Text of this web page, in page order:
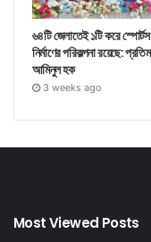
৬৪টি জেলাতেই ১টি করে
নির্মাণের পরিকল্পনা রয়েছে:
আমিনুল হক
3 weeks ago
Most Viewed Posts